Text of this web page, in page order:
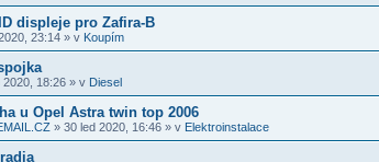
displeje pro Zafira-B
23:14 » v Koupím
2020, 18:26 » v Diesel
u Opel Astra twin top 2006
» 30 led 2020, 16:46 » v Elektroinstalace